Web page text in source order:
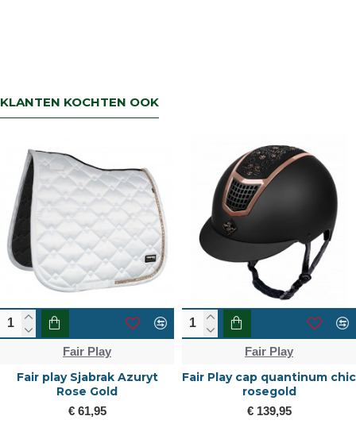
KLANTEN KOCHTEN OOK
Fair Play
Fair play Sjabrak Azuryt
Rose Gold
€ 61,95
Fair Play
Fair Play cap quantinum chic
rosegold
€ 139,95